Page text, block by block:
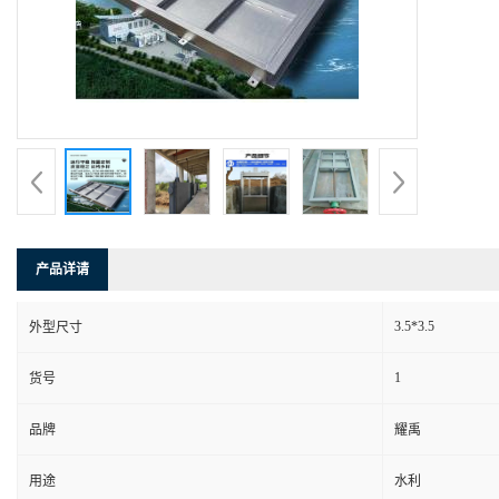
产品详请
外型尺寸 3.5*3.5
货号 1
品牌 耀禹
用途 水利